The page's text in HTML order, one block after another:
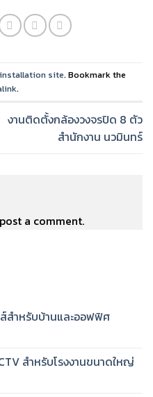
site. Bookmark the
.
งานติดตั้งกล้องวงจรปิด 8 ตัว
สำนักงาน นวมินทร์
a comment.
สำหรับบ้านและออฟฟิศ
สำหรับโรงงานขนาดใหญ่